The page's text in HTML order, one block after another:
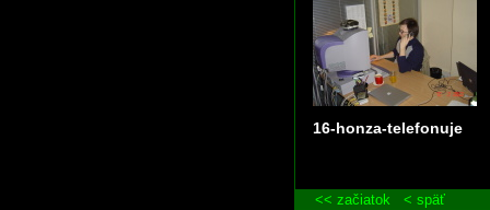
16-honza-telefonuje
<< začiatok
< späť